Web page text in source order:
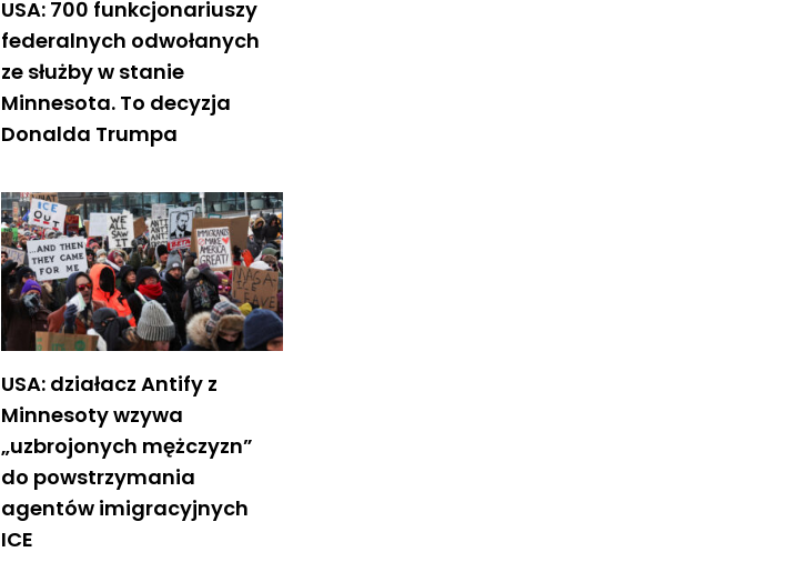
USA: 700 funkcjonariuszy
federalnych odwołanych
ze służby w stanie
Minnesota. To decyzja
Donalda Trumpa
USA: działacz Antify z
Minnesoty wzywa
„uzbrojonych mężczyzn”
do powstrzymania
agentów imigracyjnych
ICE